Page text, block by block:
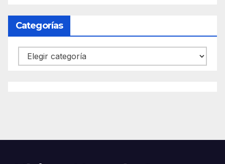
Categorías
Categorías